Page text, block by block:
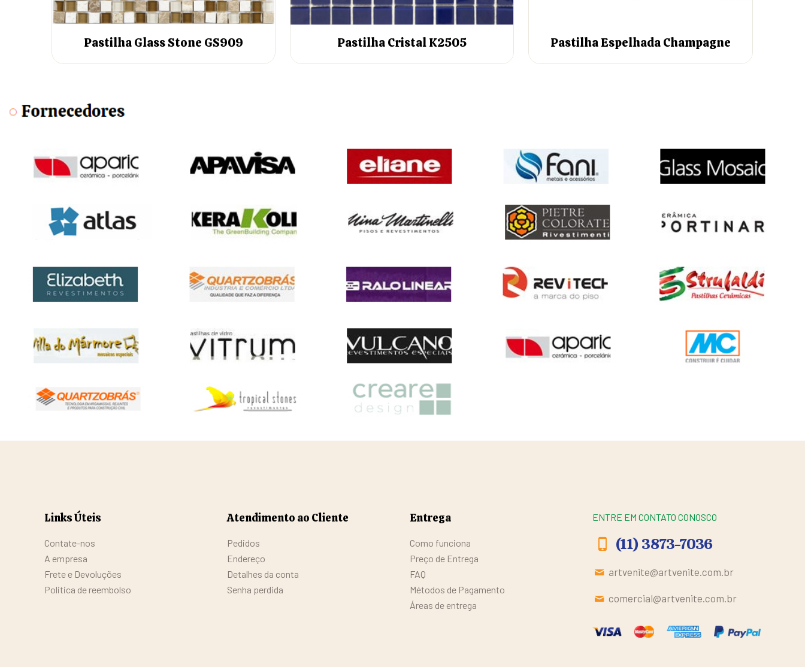
Pastilha Glass Stone GS909 Pastilha Cristal K2505 Pastilha Espelhada Champagne
Links Úteis
Contate-nos
A empresa
Frete e Devoluções
Politica de reembolso
Atendimento ao Cliente
Pedidos
Endereço
Detalhes da conta
Senha perdida
Entrega
Como funciona
Preço de Entrega
FAQ
Métodos de Pagamento
Áreas de entrega
ENTRE EM CONTATO CONOSCO
(11) 3873-7036
artvenite@artvenite.com.br
comercial@artvenite.com.br